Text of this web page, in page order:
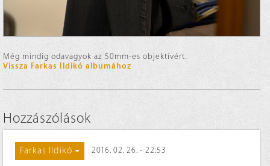
Még mindig odavagyok az 50mm-es objektívért.
Vissza Farkas Ildikó albumához
Hozzászólások
Farkas Ildikó 2016. 02. 26. - 22:53